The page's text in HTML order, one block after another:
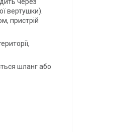
вертушки).
пристрій
шланг або